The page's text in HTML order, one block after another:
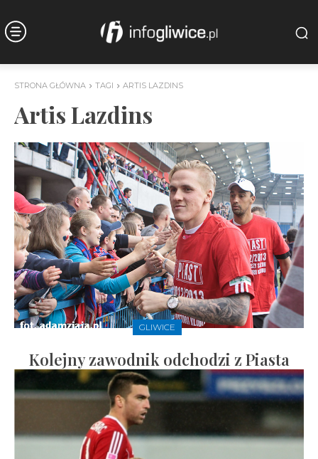
STRONA GŁÓWNA TAGI ARTIS LAZDINS
Artis Lazdins
GLIWICE
Kolejny zawodnik odchodzi z Piasta